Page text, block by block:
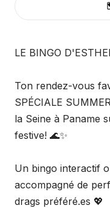
LE BINGO
Ton rendez-vous
SPÉCIALE
la Seine à Paname
festive! 🌊✨
Un bingo interactif
accompagné de
drags préféré.es 💖